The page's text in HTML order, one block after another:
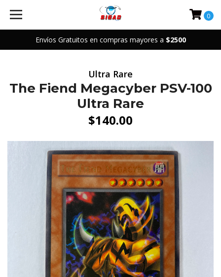
Envíos Gratuitos en compras mayores a $2500
0
Ultra Rare
The Fiend Megacyber PSV-100
Ultra Rare
$140.00